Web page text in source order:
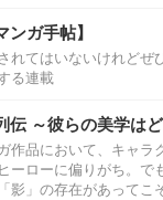
ンガ手帖】
れてはいないけれどぜ
る連載
伝 ～彼らの美学は
作品において、キャラ
ーローに偏りがち。で
影」の存在があってこ